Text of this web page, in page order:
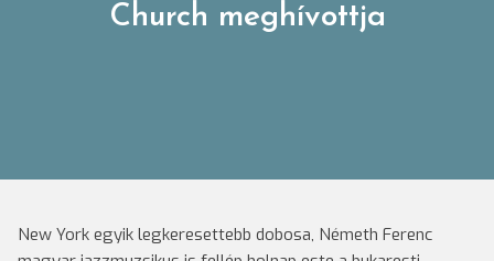
Church meghívottja
New York egyik legkeresettebb dobosa, Németh Ferenc